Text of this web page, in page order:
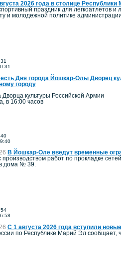
2026 года в столице
праздник для легкоатлетов
и молодежной политике
Дня города Йошкар-Олы Дворец
городу
Дворца культуры Российской Армии
в 16:00 часов
В Йошкар-Оле введут временные
производством работ по прокладке
дома № 39.
С 1 августа 2026 года вступили
по Республике Марий Эл сообщает,